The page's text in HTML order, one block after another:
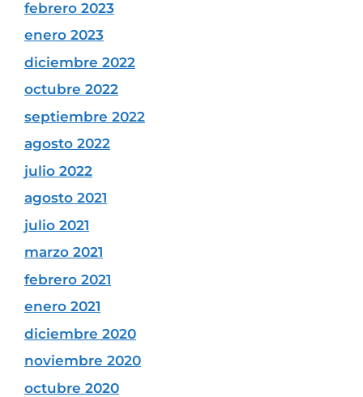
febrero 2023
enero 2023
diciembre 2022
octubre 2022
septiembre 2022
agosto 2022
julio 2022
agosto 2021
julio 2021
marzo 2021
febrero 2021
enero 2021
diciembre 2020
noviembre 2020
octubre 2020